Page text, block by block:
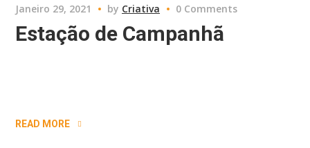
Janeiro 29, 2021 by Criativa 0 Comments
Estação de Campanhã
READ MORE